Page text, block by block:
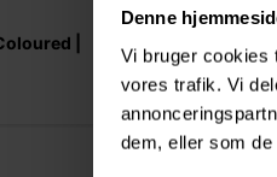
Denne
Vi bruger cookies
vores trafik. Vi
dem, eller som
|
010411209850
Drolics